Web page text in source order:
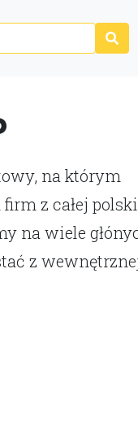
na którym
z całej
na wiele
z